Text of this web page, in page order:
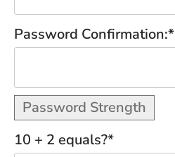
Password Confirmation:*
Password Strength
10 + 2 equals?*